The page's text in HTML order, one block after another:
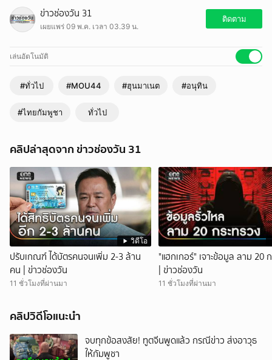
"อนุทิน" เผย แจ้ง "ฮุน มาเนต" โดยตรงแล้วว่า รัฐบาลไทยตัดสินใจ “ยกเลิก
MOU 44” อย่างเป็นทางการ
ข่าวช่องวัน 31
เผยแพร่ 09 พ.ค. เวลา 03.39 น.
ติดตาม
เล่นอัตโนมัติ
#ทั่วไป #MOU44 #ฮุนมาเนต #อนุทิน
#ไทยกัมพูชา ทั่วไป
คลิปล่าสุดจาก ข่าวช่องวัน 31
วิดีโอ
ปรับเกณฑ์ ได้บัตรคนจนเพิ่ม 2-3 ล้าน
คน | ข่าวช่องวัน
11 ชั่วโมงที่ผ่านมา
"แฮกเกอร์" เจาะข้อมูล ลาม 20
| ข่าวช่องวัน
11 ชั่วโมงที่ผ่านมา
คลิปวิดีโอแนะนำ
จบทุกข้อสงสัย! ทูตจีนพูดแล้ว กรณีข่าว ส่งอาวุธ
ให้กัมพูชา